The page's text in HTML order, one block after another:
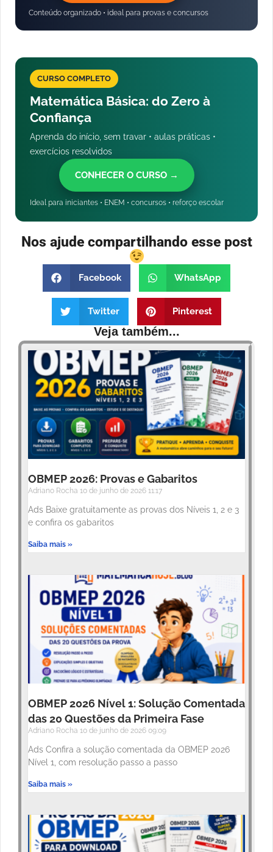
Conteúdo organizado • ideal para provas e concursos
CURSO COMPLETO
Matemática Básica: do Zero à
Confiança
Aprenda do início, sem travar • aulas práticas •
exercícios resolvidos
CONHECER O CURSO →
Ideal para iniciantes • ENEM • concursos • reforço escolar
Nos ajude compartilhando esse post
Facebook WhatsApp
Twitter Pinterest
Veja também...
OBMEP 2026: Provas e Gabaritos
Adriano Rocha 10 de junho de 2026 11:17
Ads Baixe gratuitamente as provas dos Níveis 1, 2 e 3
e confira os gabaritos
Saiba mais »
OBMEP 2026 Nível 1: Solução Comentada
das 20 Questões da Primeira Fase
Adriano Rocha 10 de junho de 2026 09:09
Ads Confira a solução comentada da OBMEP 2026
Nível 1, com resolução passo a passo
Saiba mais »